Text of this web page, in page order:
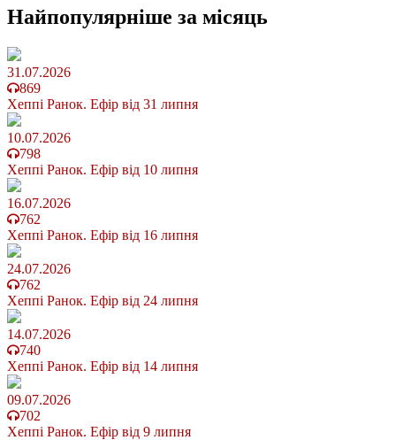
Найпопулярніше за місяць
31.07.2026
869
Хеппі Ранок. Ефір від 31 липня
10.07.2026
798
Хеппі Ранок. Ефір від 10 липня
16.07.2026
762
Хеппі Ранок. Ефір від 16 липня
24.07.2026
762
Хеппі Ранок. Ефір від 24 липня
14.07.2026
740
Хеппі Ранок. Ефір від 14 липня
09.07.2026
702
Хеппі Ранок. Ефір від 9 липня